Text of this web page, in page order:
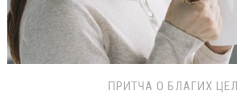
ПРИТЧА О БЛАГИХ